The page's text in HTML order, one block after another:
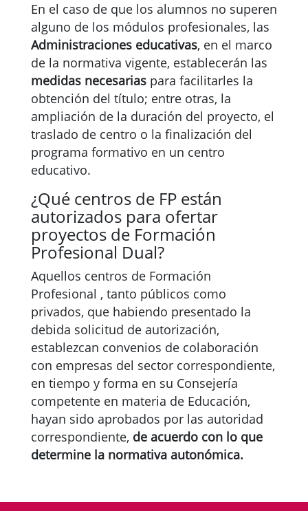
En el caso de que los alumnos no superen
alguno de los módulos profesionales, las
Administraciones educativas, en el marco
de la normativa vigente, establecerán las
medidas necesarias para facilitarles la
obtención del título; entre otras, la
ampliación de la duración del proyecto, el
traslado de centro o la finalización del
programa formativo en un centro
educativo.
¿Qué centros de FP están
autorizados para ofertar
proyectos de Formación
Profesional Dual?
Aquellos centros de Formación
Profesional , tanto públicos como
privados, que habiendo presentado la
debida solicitud de autorización,
establezcan convenios de colaboración
con empresas del sector correspondiente,
en tiempo y forma en su Consejería
competente en materia de Educación,
hayan sido aprobados por las autoridad
correspondiente, de acuerdo con lo que
determine la normativa autonómica.